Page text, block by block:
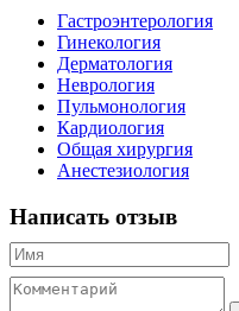
Гастроэнтерология
Гинекология
Дерматология
Неврология
Пульмонология
Кардиология
Общая хирургия
Анестезиология
Написать отзыв